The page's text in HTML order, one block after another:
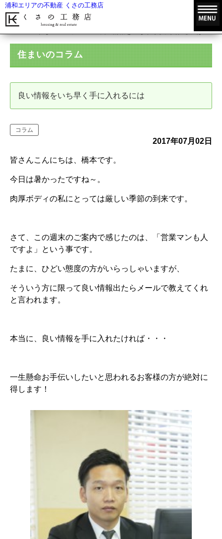
浦和エリアの不動産 くさの工務店
良い情報をいち早く手に入れるには
住まいのコラム
良い情報をいち早く手に入れるには
コラム
2017年07月02日
皆さんこんにちは、橋本です。
今日は暑かったですね～。
肉厚ボディの私にとっては厳しい季節の到来です。
さて、この週末のご案内で感じたのは、「営業マンも人
ですよ」という事です。
たまに、ひどい態度の方がいらっしゃいますが、
そういう方に限って良い情報出たらメールで教えてくれ
と言われます。
本当に、良い情報を手に入れたければ・・・
一生懸命お手伝いしたいと思われるお客様の方が絶対に
得します！